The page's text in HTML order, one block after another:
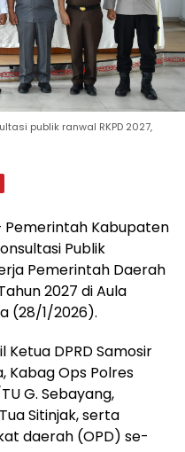
publik ranwal RKPD 2027,
Pemerintah Kabupaten
Publik
Pemerintah Daerah
2027 di Aula
(28/1/2026).
DPRD Samosir
Kabag Ops Polres
G. Sebayang,
Sitinjak, serta
daerah (OPD) se-